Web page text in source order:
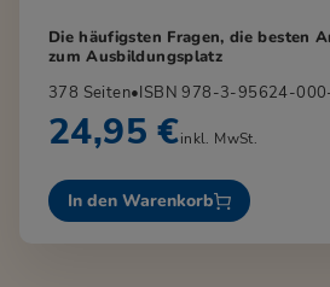
Die häufigsten Fragen, die besten
zum Ausbildungsplatz
378 Seiten•ISBN 978-3-95624-
24,95 €inkl. MwSt.
In den Warenkorb